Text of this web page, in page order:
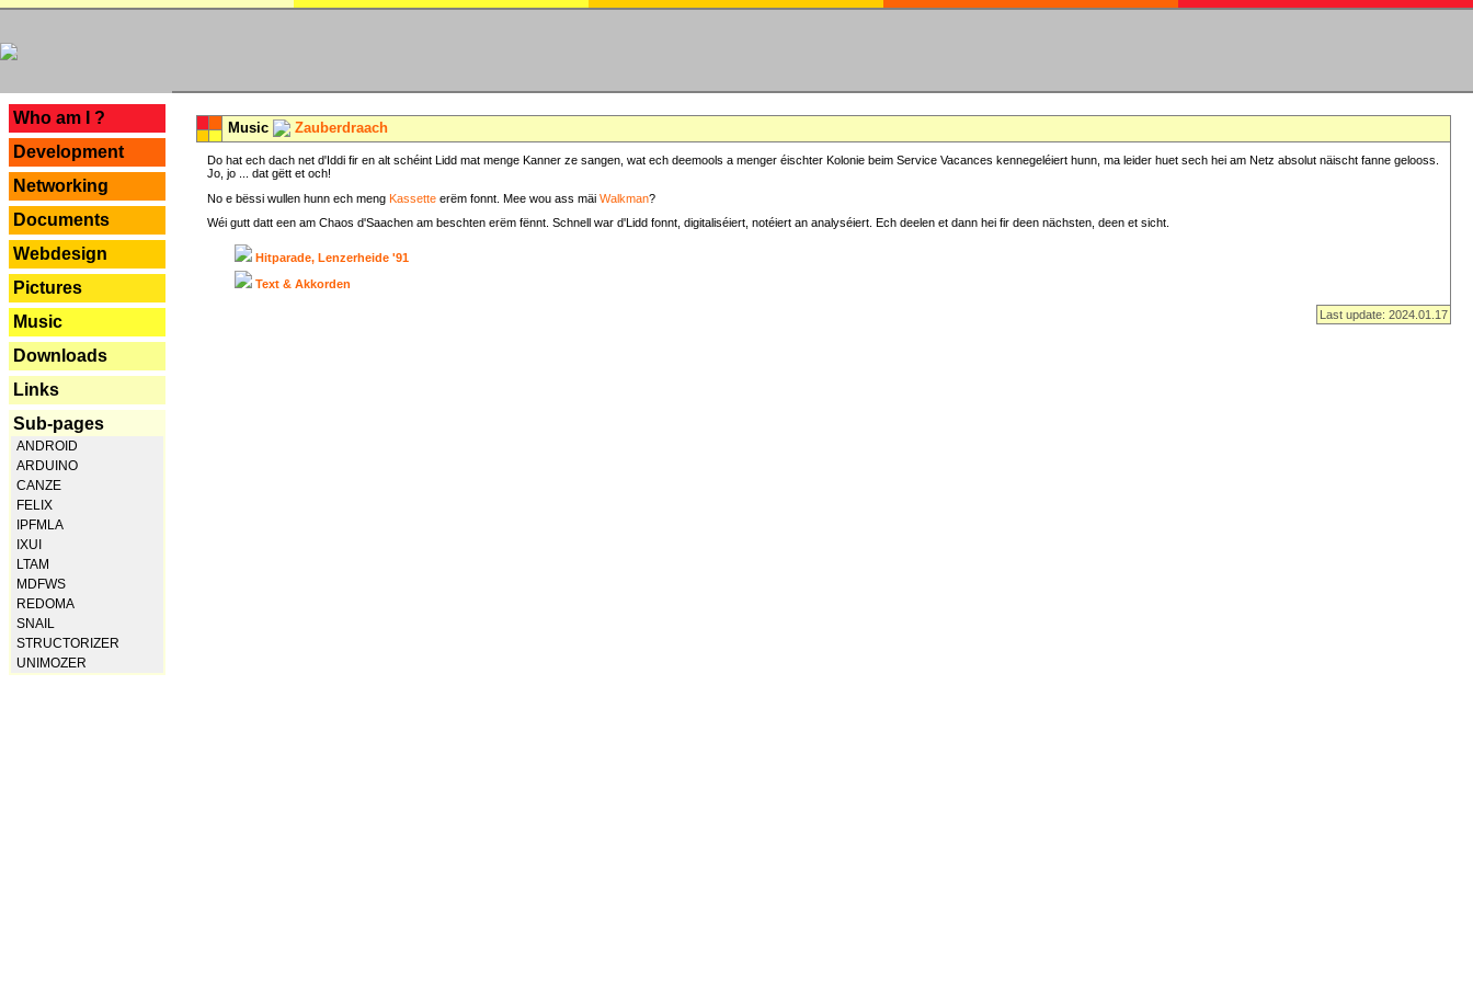
Who am I ?
Development
Networking
Documents
Webdesign
Pictures
Music
Downloads
Links
Sub-pages
ANDROID
ARDUINO
CANZE
FELIX
IPFMLA
IXUI
LTAM
MDFWS
REDOMA
SNAIL
STRUCTORIZER
UNIMOZER
Music Zauberdraach
Do hat ech dach net d'Iddi fir en alt schéint Lidd mat menge Kanner ze sangen, wat ech deemools a menger éischter Kolonie beim Service Vacances kennegeléiert hunn, ma leider huet sech hei am Netz absolut näischt fanne gelooss.
Jo, jo ... dat gëtt et och!
No e bëssi wullen hunn ech meng Kassette erëm fonnt. Mee wou ass mäi Walkman?
Wéi gutt datt een am Chaos d'Saachen am beschten erëm fënnt. Schnell war d'Lidd fonnt, digitaliséiert, notéiert an analyséiert. Ech deelen et dann hei fir deen nächsten, deen et sicht.
Hitparade, Lenzerheide '91
Text & Akkorden
Last update: 2024.01.17